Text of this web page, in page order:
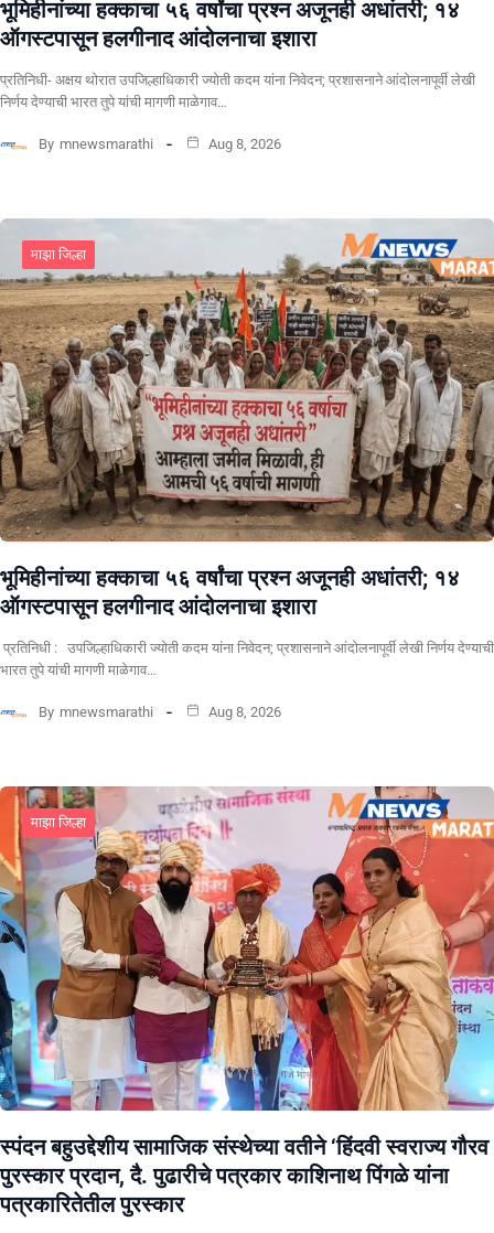
भूमिहीनांच्या हक्काचा ५६ वर्षांचा प्रश्न अजूनही अधांतरी; १४
ऑगस्टपासून हलगीनाद आंदोलनाचा इशारा
प्रतिनिधी- अक्षय थोरात उपजिल्हाधिकारी ज्योती कदम यांना निवेदन; प्रशासनाने आंदोलनापूर्वी लेखी
निर्णय देण्याची भारत तुपे यांची मागणी माळेगाव…
By mnewsmarathi Aug 8, 2026
माझा जिल्हा
भूमिहीनांच्या हक्काचा ५६ वर्षांचा प्रश्न अजूनही अधांतरी; १४
ऑगस्टपासून हलगीनाद आंदोलनाचा इशारा
प्रतिनिधी : उपजिल्हाधिकारी ज्योती कदम यांना निवेदन; प्रशासनाने आंदोलनापूर्वी लेखी निर्णय देण्याची
भारत तुपे यांची मागणी माळेगाव…
By mnewsmarathi Aug 8, 2026
माझा जिल्हा
स्पंदन बहुउद्देशीय सामाजिक संस्थेच्या वतीने ‘हिंदवी स्वराज्य गौरव
पुरस्कार प्रदान, दै. पुढारीचे पत्रकार काशिनाथ पिंगळे यांना
पत्रकारितेतील पुरस्कार